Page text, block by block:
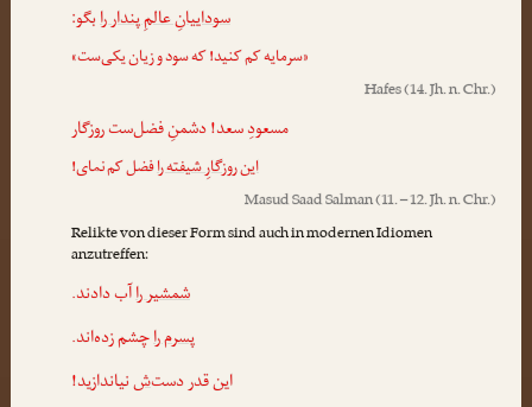
سوداییانِ عالمِ پندار رابگو:
«سرمایه کم کنید! که سود و زیان یکی‌ست»
Hafes(14. Jh. n. Chr.)
مسعودِ سعد! دشمنِ فضل‌ست روزگار
این روزگارِ شیفته رافضل کم نمای!
Masud Saad Salman(11. – 12. Jh. n. Chr.)
Relikte von dieser Form sind auch in modernen Idiomen
anzutreffen:
شمشیر راآب دادند.
پسرم راچشم زده‌اند.
این قدر دست‌شنیاندازید!